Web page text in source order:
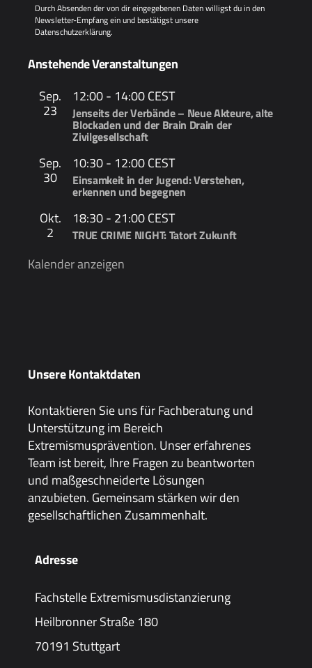
Durch Absenden der von dir eingegebenen Daten willigst du in den
Newsletter-Empfang ein und bestätigst unsere
Datenschutzerklärung.
Unsere Kontaktdaten
Kontaktieren Sie uns für Fachberatung und
Unterstützung im Bereich
Extremismusprävention. Unser erfahrenes
Team ist bereit, Ihre Fragen zu beantworten
und maßgeschneiderte Lösungen
anzubieten. Gemeinsam stärken wir den
gesellschaftlichen Zusammenhalt.
Adresse
Fachstelle Extremismusdistanzierung
Heilbronner Straße 180
70191 Stuttgart
Anstehende Veranstaltungen
Sep.
23
12:00- 14:00CEST
Jenseits der Verbände – Neue Akteure, alte
Blockaden und der Brain Drain der
Zivilgesellschaft
Sep.
30
10:30- 12:00CEST
Einsamkeit in der Jugend: Verstehen,
erkennen und begegnen
Okt.
2
18:30- 21:00CEST
TRUE CRIME NIGHT: Tatort Zukunft
Kalender anzeigen